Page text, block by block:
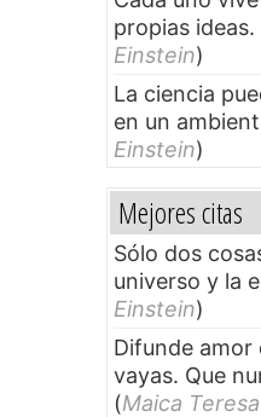
propias ideas.
Einstein)
La ciencia
en un
Einstein)
Mejores citas
Sólo dos
universo y la
Einstein)
Difunde amor
vayas. Que
(Maica Teresa